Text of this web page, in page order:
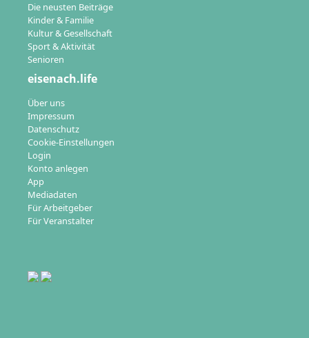
Die neusten Beiträge
Kinder & Familie
Kultur & Gesellschaft
Sport & Aktivität
Senioren
eisenach.life
Über uns
Impressum
Datenschutz
Cookie-Einstellungen
Login
Konto anlegen
App
Mediadaten
Für Arbeitgeber
Für Veranstalter